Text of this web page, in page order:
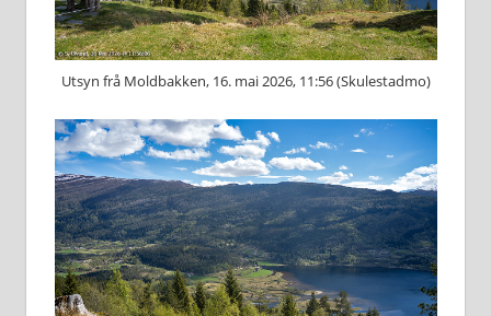
Utsyn frå Moldbakken, 16. mai 2026, 11:56 (Skulestadmo)